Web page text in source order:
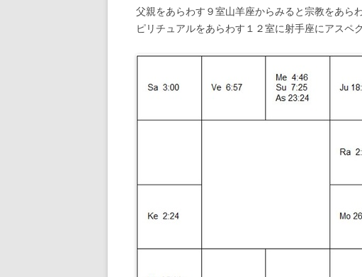
父親をあらわす９室山羊座からみると宗教をあら
ピリチュアルをあらわす１２室に射手座にアスペ